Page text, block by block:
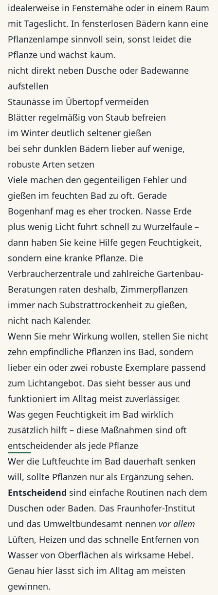
idealerweise in Fensternähe oder in einem Raum
mit Tageslicht. In fensterlosen Bädern kann eine
Pflanzenlampe sinnvoll sein, sonst leidet die
Pflanze und wächst kaum.
nicht direkt neben Dusche oder Badewanne
aufstellen
Staunässe im Übertopf vermeiden
Blätter regelmäßig von Staub befreien
im Winter deutlich seltener gießen
bei sehr dunklen Bädern lieber auf wenige,
robuste Arten setzen
Viele machen den gegenteiligen Fehler und
gießen im feuchten Bad zu oft. Gerade
Bogenhanf mag es eher trocken. Nasse Erde
plus wenig Licht führt schnell zu Wurzelfäule –
dann haben Sie keine Hilfe gegen Feuchtigkeit,
sondern eine kranke Pflanze. Die
Verbraucherzentrale und zahlreiche Gartenbau-
Beratungen raten deshalb, Zimmerpflanzen
immer nach Substrattrockenheit zu gießen,
nicht nach Kalender.
Wenn Sie mehr Wirkung wollen, stellen Sie nicht
zehn empfindliche Pflanzen ins Bad, sondern
lieber ein oder zwei robuste Exemplare passend
zum Lichtangebot. Das sieht besser aus und
funktioniert im Alltag meist zuverlässiger.
Was gegen Feuchtigkeit im Bad wirklich
zusätzlich hilft – diese Maßnahmen sind oft
entscheidender als jede Pflanze
Wer die Luftfeuchte im Bad dauerhaft senken
will, sollte Pflanzen nur als Ergänzung sehen.
Entscheidend sind einfache Routinen nach dem
Duschen oder Baden. Das Fraunhofer-Institut
und das Umweltbundesamt nennen vor allem
Lüften, Heizen und das schnelle Entfernen von
Wasser von Oberflächen als wirksame Hebel.
Genau hier lässt sich im Alltag am meisten
gewinnen.